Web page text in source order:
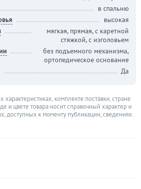
в спальню
высокая
мягкая, прямая, с каретной
стяжкой, с изголовьем
без подъемного механизма,
ортопедическое основание
Да
комплекте поставки, стране
и цвете товара носит справочный характер и
доступных к моменту публикации, сведениях.